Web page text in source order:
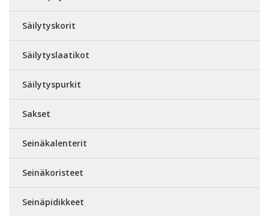
Säilytyskorit
Säilytyslaatikot
Säilytyspurkit
Sakset
Seinäkalenterit
Seinäkoristeet
Seinäpidikkeet